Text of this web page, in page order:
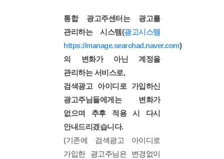
통합 광고주센터는 광고를
관리하는 시스템(광고시스템
https://manage.searchad.naver.com)
의 변화가 아닌 계정을
관리하는 서비스로,
검색광고 아이디로 가입하신
광고주님들에게는 변화가
없으며 추후 적용 시 다시
안내드리겠습니다.
(기존에 검색광고 아이디로
가입한 광고주님은 변경없이